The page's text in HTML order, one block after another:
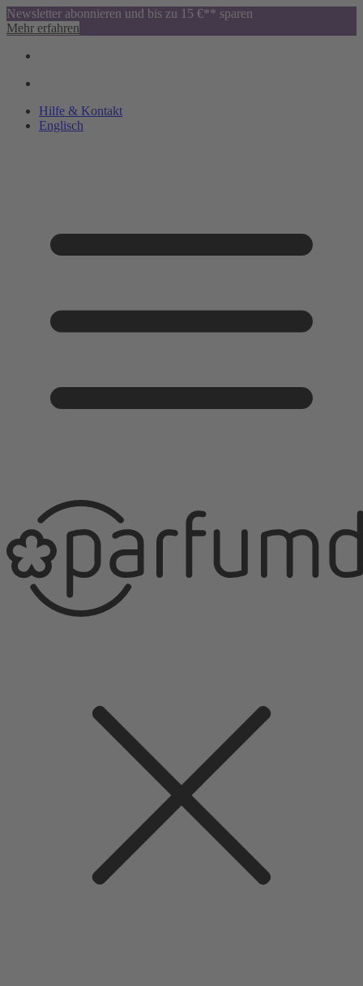
Newsletter abonnieren und bis zu 15 €** sparen
Mehr erfahren
Hilfe & Kontakt
Englisch